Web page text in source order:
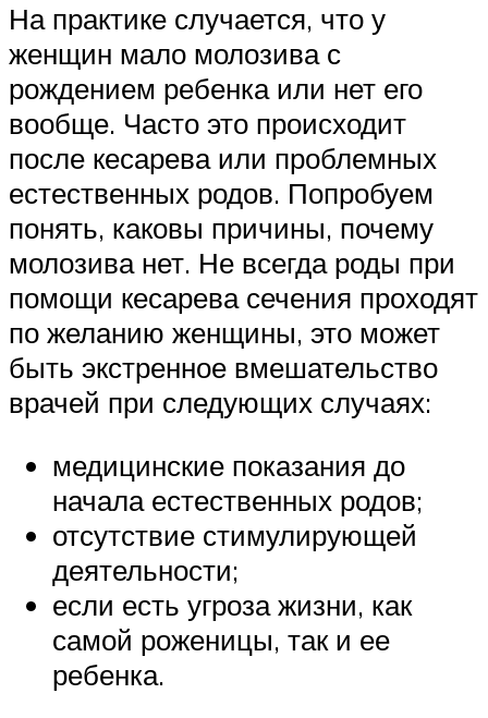
На практике случается, что у
женщин мало молозива с
рождением ребенка или нет его
вообще. Часто это происходит
после кесарева или проблемных
естественных родов. Попробуем
понять, каковы причины, почему
молозива нет. Не всегда роды при
помощи кесарева сечения проходят
по желанию женщины, это может
быть экстренное вмешательство
врачей при следующих случаях:
медицинские показания до
начала естественных родов;
отсутствие стимулирующей
деятельности;
если есть угроза жизни, как
самой роженицы, так и ее
ребенка.